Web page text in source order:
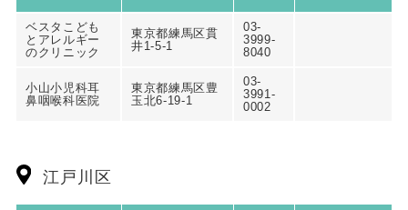
ベスタこども
とアレルギー
のクリニック
東京都練馬区貫
井1-5-1
03-
3999-
8040
小山小児科耳
鼻咽喉科医院
東京都練馬区豊
玉北6-19-1
03-
3991-
0002
江戸川区